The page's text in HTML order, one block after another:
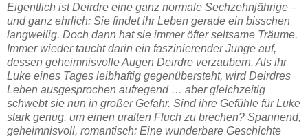
Eigentlich ist Deirdre eine ganz normale Sechzehnjährige –
und ganz ehrlich: Sie findet ihr Leben gerade ein bisschen
langweilig. Doch dann hat sie immer öfter seltsame Träume.
Immer wieder taucht darin ein faszinierender Junge auf,
dessen geheimnisvolle Augen Deirdre verzaubern. Als ihr
Luke eines Tages leibhaftig gegenübersteht, wird Deirdres
Leben ausgesprochen aufregend … aber gleichzeitig
schwebt sie nun in großer Gefahr. Sind ihre Gefühle für Luke
stark genug, um einen uralten Fluch zu brechen? Spannend,
geheimnisvoll, romantisch: Eine wunderbare Geschichte